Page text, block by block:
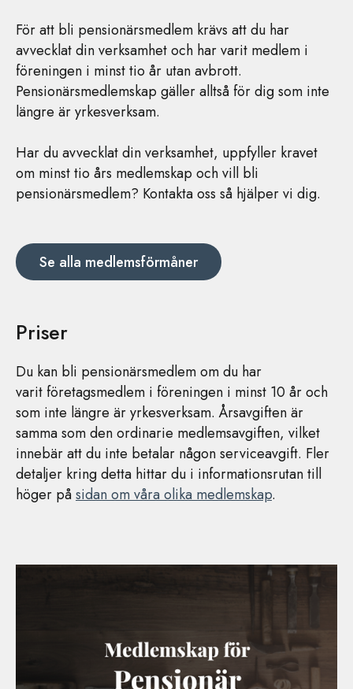
För att bli pensionärsmedlem krävs att du har
avvecklat din verksamhet och har varit medlem i
föreningen i minst tio år utan avbrott.
Pensionärsmedlemskap gäller alltså för dig som inte
längre är yrkesverksam.
Har du avvecklat din verksamhet, uppfyller kravet
om minst tio års medlemskap och vill bli
pensionärsmedlem? Kontakta oss så hjälper vi dig.
Se alla medlemsförmåner
Priser
Du kan bli pensionärsmedlem om du har
varit företagsmedlem i föreningen i minst 10 år och
som inte längre är yrkesverksam. Årsavgiften är
samma som den ordinarie medlemsavgiften, vilket
innebär att du inte betalar någon serviceavgift. Fler
detaljer kring detta hittar du i informationsrutan till
höger påsidan om våra olika medlemskap.